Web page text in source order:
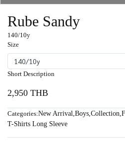
Rube Sandy
140/10y
Size
140/10y
Short Description
2,950 THB
Categories:New Arrival,Boys,Collection,
T-Shirts Long Sleeve